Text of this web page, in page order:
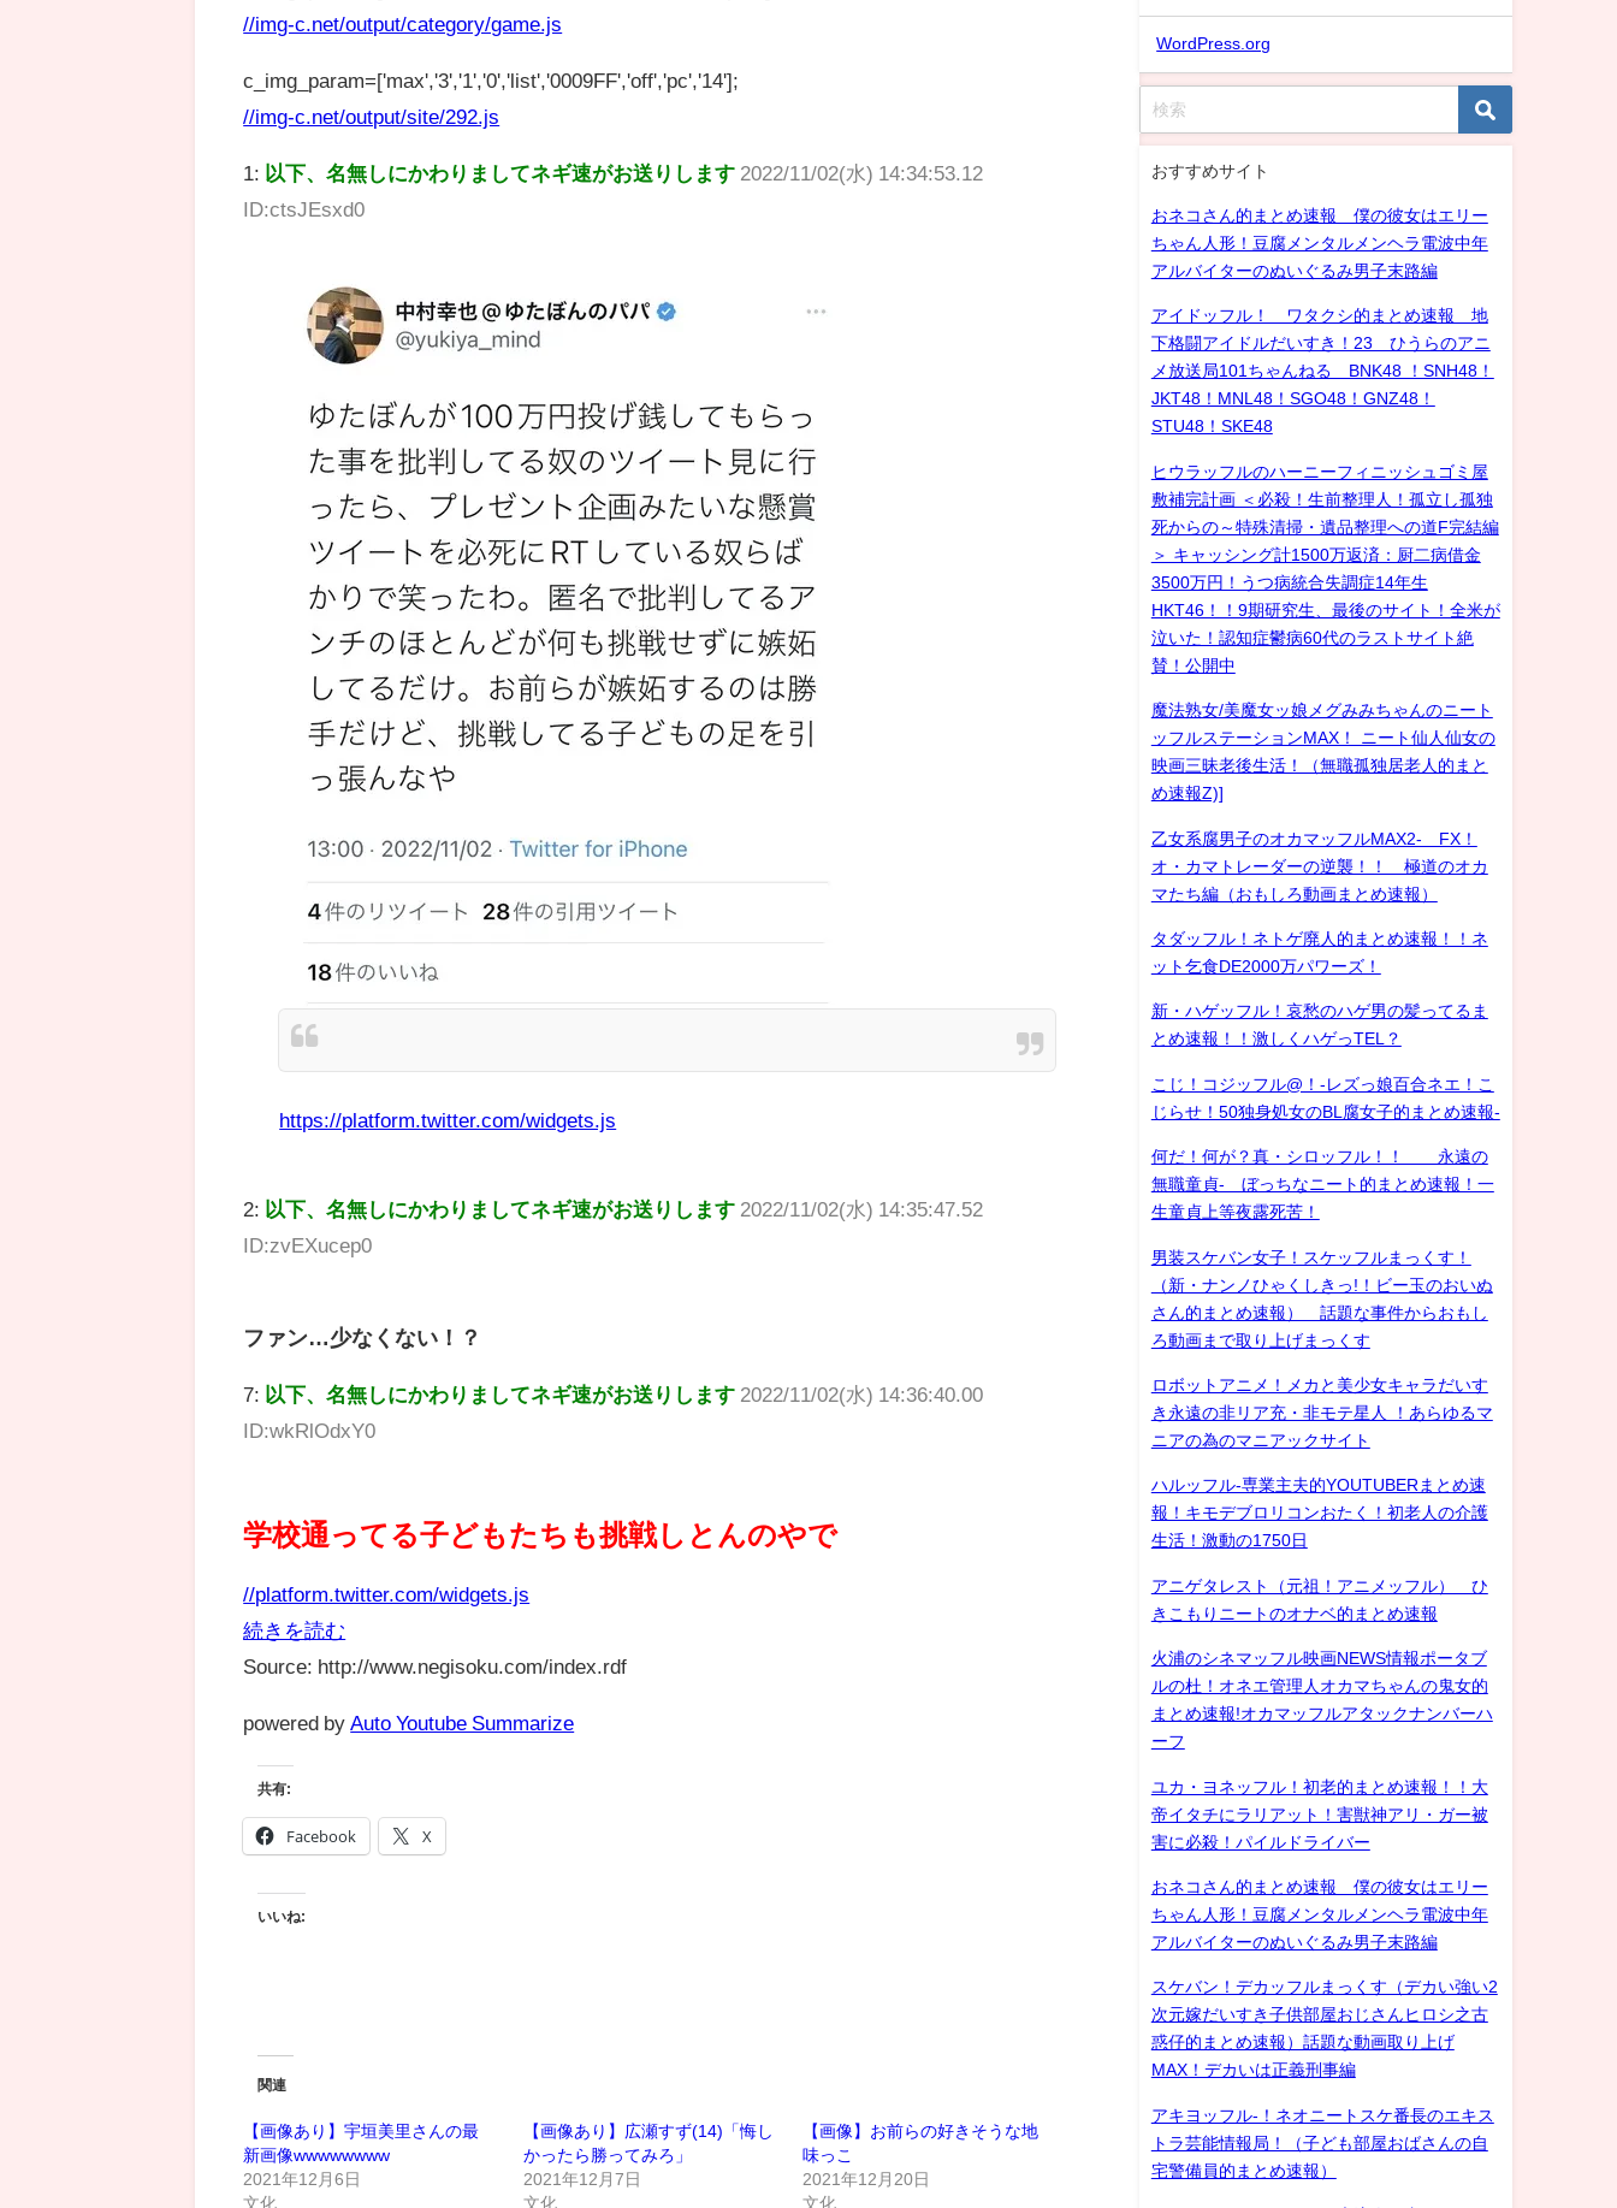
//img-c.net/output/category/game.js
c_img_param=['max','3','1','0','list','0009FF','off','pc','14'];
//img-c.net/output/site/292.js
1: 以下、名無しにかわりましてネギ速がお送りします 2022/11/02(水) 14:34:53.12
ID:ctsJEsxd0
https://platform.twitter.com/widgets.js
2: 以下、名無しにかわりましてネギ速がお送りします 2022/11/02(水) 14:35:47.52
ID:zvEXucep0
ファン…少なくない！？
7: 以下、名無しにかわりましてネギ速がお送りします 2022/11/02(水) 14:36:40.00
ID:wkRlOdxY0
学校通ってる子どもたちも挑戦しとんのやで
//platform.twitter.com/widgets.js
続きを読む
Source: http://www.negisoku.com/index.rdf
powered by Auto Youtube Summarize
共有:
Facebook X
いいね:
関連
【画像あり】宇垣美里さんの最
新画像wwwwwwww
2021年12月6日
文化
【画像あり】広瀬すず(14)「悔し
かったら勝ってみろ」
2021年12月7日
文化
【画像】お前らの好きそうな地
味っこ
2021年12月20日
文化
WordPress.org
おすすめサイト
おネコさん的まとめ速報 僕の彼女はエリー
ちゃん人形！豆腐メンタルメンヘラ電波中年
アルバイターのぬいぐるみ男子末路編
アイドッフル！ ワタクシ的まとめ速報 地
下格闘アイドルだいすき！23 ひうらのアニ
メ放送局101ちゃんねる BNK48 ！SNH48！
JKT48！MNL48！SGO48！GNZ48！
STU48！SKE48
ヒウラッフルのハーニーフィニッシュゴミ屋
敷補完計画 ＜必殺！生前整理人！孤立し孤独
死からの～特殊清掃・遺品整理への道F完結編
＞ キャッシング計1500万返済：厨二病借金
3500万円！うつ病統合失調症14年生
HKT46！！9期研究生、最後のサイト！全米が
泣いた！認知症鬱病60代のラストサイト絶
賛！公開中
魔法熟女/美魔女ッ娘メグみみちゃんのニート
ッフルステーションMAX！ ニート仙人仙女の
映画三昧老後生活！（無職孤独居老人的まと
め速報Z)]
乙女系腐男子のオカマッフルMAX2- FX！
オ・カマトレーダーの逆襲！！ 極道のオカ
マたち編（おもしろ動画まとめ速報）
タダッフル！ネトゲ廃人的まとめ速報！！ネ
ット乞食DE2000万パワーズ！
新・ハゲッフル！哀愁のハゲ男の髪ってるま
とめ速報！！激しくハゲっTEL？
こじ！コジッフル@！-レズっ娘百合ネエ！こ
じらせ！50独身処女のBL腐女子的まとめ速報-
何だ！何が？真・シロッフル！！ 永遠の
無職童貞- ぼっちなニート的まとめ速報！一
生童貞上等夜露死苦！
男装スケバン女子！スケッフルまっくす！
（新・ナンノひゃくしきっ!！ビー玉のおいぬ
さん的まとめ速報） 話題な事件からおもし
ろ動画まで取り上げまっくす
ロボットアニメ！メカと美少女キャラだいす
き永遠の非リア充・非モテ星人 ！あらゆるマ
ニアの為のマニアックサイト
ハルッフル-専業主夫的YOUTUBERまとめ速
報！キモデブロリコンおたく！初老人の介護
生活！激動の1750日
アニゲタレスト（元祖！アニメッフル） ひ
きこもりニートのオナベ的まとめ速報
火浦のシネマッフル映画NEWS情報ポータブ
ルの杜！オネエ管理人オカマちゃんの鬼女的
まとめ速報!オカマッフルアタックナンバーハ
ーフ
ユカ・ヨネッフル！初老的まとめ速報！！大
帝イタチにラリアット！害獣神アリ・ガー被
害に必殺！パイルドライバー
おネコさん的まとめ速報 僕の彼女はエリー
ちゃん人形！豆腐メンタルメンヘラ電波中年
アルバイターのぬいぐるみ男子末路編
スケバン！デカッフルまっくす（デカい強い2
次元嫁だいすき子供部屋おじさんヒロシ之古
惑仔的まとめ速報）話題な動画取り上げ
MAX！デカいは正義刑事編
アキヨッフル-！ネオニートスケ番長のエキス
トラ芸能情報局！（子ども部屋おばさんの自
宅警備員的まとめ速報）